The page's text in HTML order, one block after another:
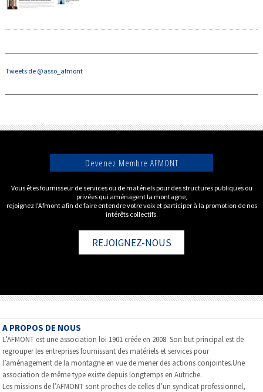
Tweets de @asso_afmont
Devenez Membre AFMONT
Vous êtes fournisseur de services ou de matériels pour des structures publiques ou
privées qui aménagent la montagne,
rejoignez l’Afmont afin de faire entendre votre voix et participer à la promotion de nos
intérêts collectifs.
REJOIGNEZ-NOUS
A PROPOS DE NOUS
L’AFMONT est une association loi 1901 créée en 2008. Son but principal est de
regrouper les entreprises fournissant des matériels et services pour
l’aménagement de la montagne en vue de mener des actions conjointes.Une
association de même type existe depuis longtemps en Autriche.
Les missions de l’AFMONT sont proches de celles d’un syndicat professionnel,